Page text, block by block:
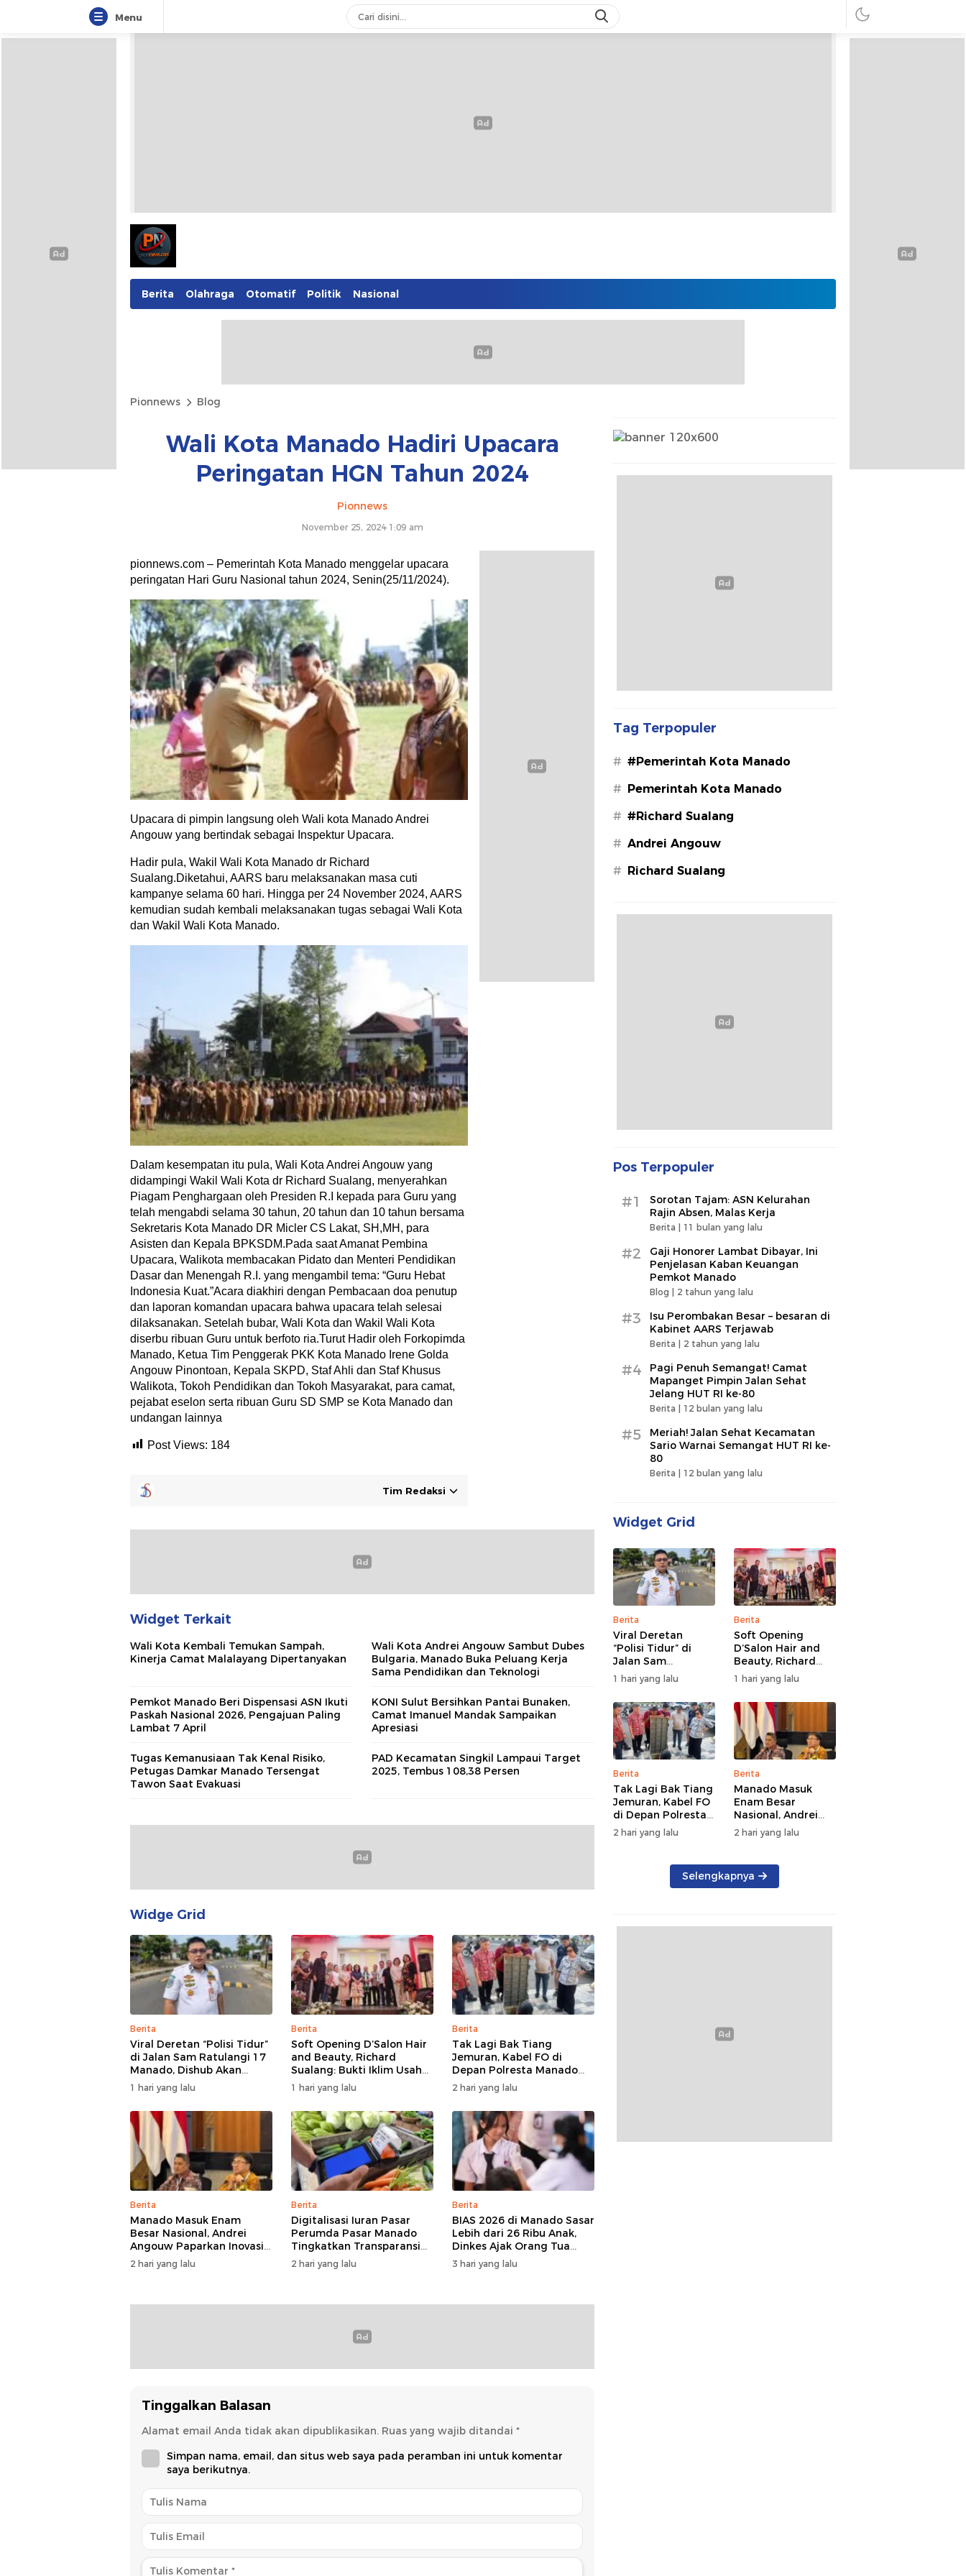
Menu
Berita Olahraga Otomatif Politik Nasional
Pionnews Blog
Wali Kota Manado Hadiri Upacara
Peringatan HGN Tahun 2024
Pionnews
November 25, 2024 1:09 am
pionnews.com – Pemerintah Kota Manado menggelar upacara
peringatan Hari Guru Nasional tahun 2024, Senin(25/11/2024).
Upacara di pimpin langsung oleh Wali kota Manado Andrei
Angouw yang bertindak sebagai Inspektur Upacara.
Hadir pula, Wakil Wali Kota Manado dr Richard
Sualang.Diketahui, AARS baru melaksanakan masa cuti
kampanye selama 60 hari. Hingga per 24 November 2024, AARS
kemudian sudah kembali melaksanakan tugas sebagai Wali Kota
dan Wakil Wali Kota Manado.
Dalam kesempatan itu pula, Wali Kota Andrei Angouw yang
didampingi Wakil Wali Kota dr Richard Sualang, menyerahkan
Piagam Penghargaan oleh Presiden R.I kepada para Guru yang
telah mengabdi selama 30 tahun, 20 tahun dan 10 tahun bersama
Sekretaris Kota Manado DR Micler CS Lakat, SH,MH, para
Asisten dan Kepala BPKSDM.Pada saat Amanat Pembina
Upacara, Walikota membacakan Pidato dan Menteri Pendidikan
Dasar dan Menengah R.I. yang mengambil tema: “Guru Hebat
Indonesia Kuat.”Acara diakhiri dengan Pembacaan doa penutup
dan laporan komandan upacara bahwa upacara telah selesai
dilaksanakan. Setelah bubar, Wali Kota dan Wakil Wali Kota
diserbu ribuan Guru untuk berfoto ria.Turut Hadir oleh Forkopimda
Manado, Ketua Tim Penggerak PKK Kota Manado Irene Golda
Angouw Pinontoan, Kepala SKPD, Staf Ahli dan Staf Khusus
Walikota, Tokoh Pendidikan dan Tokoh Masyarakat, para camat,
pejabat eselon serta ribuan Guru SD SMP se Kota Manado dan
undangan lainnya
Post Views: 184
Tim Redaksi
Widget Terkait
Wali Kota Kembali Temukan Sampah,
Kinerja Camat Malalayang Dipertanyakan
Wali Kota Andrei Angouw Sambut Dubes
Bulgaria, Manado Buka Peluang Kerja
Sama Pendidikan dan Teknologi
Pemkot Manado Beri Dispensasi ASN Ikuti
Paskah Nasional 2026, Pengajuan Paling
Lambat 7 April
KONI Sulut Bersihkan Pantai Bunaken,
Camat Imanuel Mandak Sampaikan
Apresiasi
Tugas Kemanusiaan Tak Kenal Risiko,
Petugas Damkar Manado Tersengat
Tawon Saat Evakuasi
PAD Kecamatan Singkil Lampaui Target
2025, Tembus 108,38 Persen
Widge Grid
Berita
Viral Deretan “Polisi Tidur”
di Jalan Sam Ratulangi 17
Manado, Dishub Akan
Musyawarahkan Solusi
1 hari yang lalu
Berita
Soft Opening D’Salon Hair
and Beauty, Richard
Sualang: Bukti Iklim Usaha
di Manado Terus
Bertumbuh
1 hari yang lalu
Berita
Tak Lagi Bak Tiang
Jemuran, Kabel FO di
Depan Polresta Manado
Ditata
2 hari yang lalu
Berita
Manado Masuk Enam
Besar Nasional, Andrei
Angouw Paparkan Inovasi
Layanan Investasi di
Hadapan Tim BKPM
2 hari yang lalu
Berita
Digitalisasi Iuran Pasar
Perumda Pasar Manado
Tingkatkan Transparansi
dan Tata Kelola Keuangan
2 hari yang lalu
Berita
BIAS 2026 di Manado Sasar
Lebih dari 26 Ribu Anak,
Dinkes Ajak Orang Tua
Dukung Imunisasi
3 hari yang lalu
Tinggalkan Balasan
Alamat email Anda tidak akan dipublikasikan. Ruas yang wajib ditandai *
Simpan nama, email, dan situs web saya pada peramban ini untuk komentar
saya berikutnya.
Tag Terpopuler
# #Pemerintah Kota Manado
# Pemerintah Kota Manado
# #Richard Sualang
# Andrei Angouw
# Richard Sualang
Pos Terpopuler
#1
Sorotan Tajam: ASN Kelurahan
Rajin Absen, Malas Kerja
Berita | 11 bulan yang lalu
#2
Gaji Honorer Lambat Dibayar, Ini
Penjelasan Kaban Keuangan
Pemkot Manado
Blog | 2 tahun yang lalu
#3
Isu Perombakan Besar – besaran di
Kabinet AARS Terjawab
Berita | 2 tahun yang lalu
#4
Pagi Penuh Semangat! Camat
Mapanget Pimpin Jalan Sehat
Jelang HUT RI ke-80
Berita | 12 bulan yang lalu
#5
Meriah! Jalan Sehat Kecamatan
Sario Warnai Semangat HUT RI ke-
80
Berita | 12 bulan yang lalu
Widget Grid
Berita
Viral Deretan
“Polisi Tidur” di
Jalan Sam
Ratulangi 17
Manado, Dishub
Akan
Musyawarahkan
Solusi
1 hari yang lalu
Berita
Soft Opening
D’Salon Hair and
Beauty, Richard
Sualang: Bukti Iklim
Usaha di Manado
Terus Bertumbuh
1 hari yang lalu
Berita
Tak Lagi Bak Tiang
Jemuran, Kabel FO
di Depan Polresta
Manado Ditata
2 hari yang lalu
Berita
Manado Masuk
Enam Besar
Nasional, Andrei
Angouw Paparkan
Inovasi Layanan
Hadapan Tim
BKPM
2 hari yang lalu
Selengkapnya